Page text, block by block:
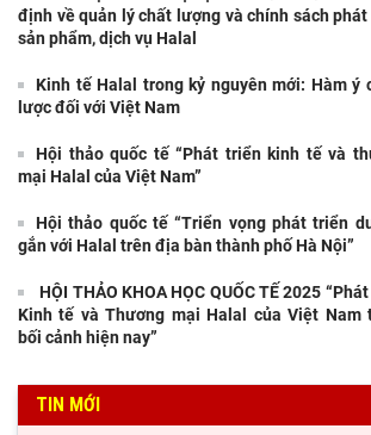
định về quản lý chất lượng và chính sách
sản phẩm, dịch vụ Halal
Kinh tế Halal trong kỷ nguyên mới: Hàm ý
lược đối với Việt Nam
Hội thảo quốc tế “Phát triển kinh tế và
mại Halal của Việt Nam”
Hội thảo quốc tế “Triển vọng phát triển
gắn với Halal trên địa bàn thành phố Hà Nội”
HỘI THẢO KHOA HỌC QUỐC TẾ 2025
Kinh tế và Thương mại Halal của Việt Nam
bối cảnh hiện nay”
TIN MỚI